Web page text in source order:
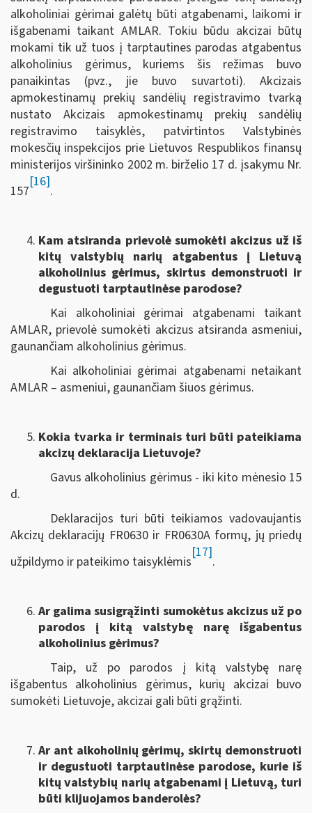
alkoholiniai gėrimai galėtų būti atgabenami, laikomi ir
išgabenami taikant AMLAR. Tokiu būdu akcizai būtų
mokami tik už tuos į tarptautines parodas atgabentus
alkoholinius gėrimus, kuriems šis režimas buvo
panaikintas (pvz., jie buvo suvartoti). Akcizais
apmokestinamų prekių sandėlių registravimo tvarką
nustato Akcizais apmokestinamų prekių sandėlių
registravimo taisyklės, patvirtintos Valstybinės
mokesčių inspekcijos prie Lietuvos Respublikos finansų
ministerijos viršininko 2002 m. birželio 17 d. įsakymu Nr.
157
[16]
.
Kam atsiranda prievolė sumokėti akcizus už iš
kitų valstybių narių atgabentus į Lietuvą
alkoholinius gėrimus, skirtus demonstruoti ir
degustuoti tarptautinėse parodose?
Kai alkoholiniai gėrimai atgabenami taikant
AMLAR, prievolė sumokėti akcizus atsiranda asmeniui,
gaunančiam alkoholinius gėrimus.
Kai alkoholiniai gėrimai atgabenami netaikant
AMLAR – asmeniui, gaunančiam šiuos gėrimus.
Kokia tvarka ir terminais turi būti pateikiama
akcizų deklaracija Lietuvoje?
Gavus alkoholinius gėrimus - iki kito mėnesio 15
d.
Deklaracijos turi būti teikiamos vadovaujantis
Akcizų deklaracijų FR0630 ir FR0630A formų, jų priedų
užpildymo ir pateikimo taisyklėmis
[17]
.
Ar galima susigrąžinti sumokėtus akcizus už po
parodos į kitą valstybę narę išgabentus
alkoholinius gėrimus?
Taip, už po parodos į kitą valstybę narę
išgabentus alkoholinius gėrimus, kurių akcizai buvo
sumokėti Lietuvoje, akcizai gali būti grąžinti.
Ar ant alkoholinių gėrimų, skirtų demonstruoti
ir degustuoti tarptautinėse parodose, kurie iš
kitų valstybių narių atgabenami į Lietuvą, turi
būti klijuojamos banderolės?